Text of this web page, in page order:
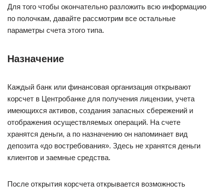
Для того чтобы окончательно разложить всю информацию
по полочкам, давайте рассмотрим все остальные
параметры счета этого типа.
Назначение
Каждый банк или финансовая организация открывают
корсчет в Центробанке для получения лицензии, учета
имеющихся активов, создания запасных сбережений и
отображения осуществляемых операций. На счете
хранятся деньги, а по назначению он напоминает вид
депозита «до востребования». Здесь не хранятся деньги
клиентов и заемные средства.
После открытия корсчета открывается возможность